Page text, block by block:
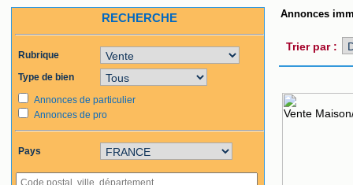
RECHERCHE
Rubrique
Type de bien
Annonces de particulier
Annonces de pro
Pays
Annonces
Trier par :